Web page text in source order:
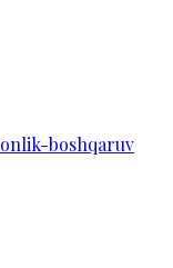
boshqaruv